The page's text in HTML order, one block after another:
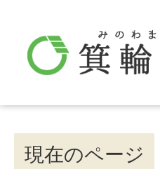
現在のページ